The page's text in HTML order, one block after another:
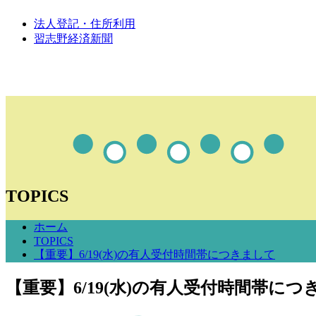
法人登記・住所利用
習志野経済新聞
TOPICS
ホーム
TOPICS
【重要】6/19(水)の有人受付時間帯につきまして
【重要】6/19(水)の有人受付時間帯につ